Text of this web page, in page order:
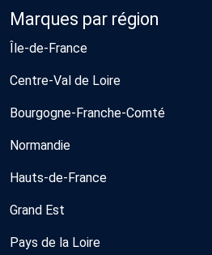
Marques par région
Île-de-France
Centre-Val de Loire
Bourgogne-Franche-Comté
Normandie
Hauts-de-France
Grand Est
Pays de la Loire